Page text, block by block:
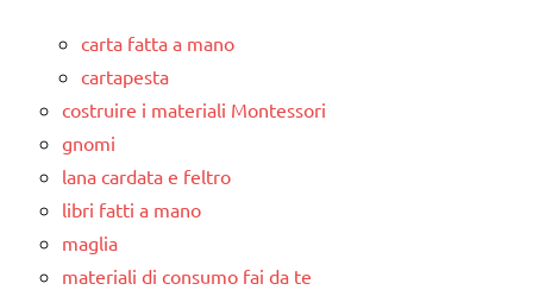
carta fatta a mano
cartapesta
costruire i materiali Montessori
gnomi
lana cardata e feltro
libri fatti a mano
maglia
materiali di consumo fai da te